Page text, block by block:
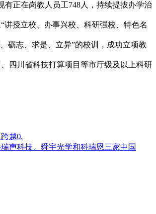
有正在岗教人员工748人，持续提拔办学治
讲授立校、办事兴校、科研强校、特色名
砺志、求是、立异”的校训，成功立项教
四川省科技打算项目等市厅级及以上科研
越0.
声科技、舜宇光学和科瑞恩三家中国